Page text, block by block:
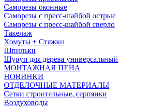
Саморезы оконные
Саморезы с пресс-шайбой острые
Саморезы с пресс-шайбой сверло
Такелаж
Хомуты + Стяжки
Шпильки
Шуруп для дерева универсальный
МОНТАЖНАЯ ПЕНА
НОВИНКИ
ОТДЕЛОЧНЫЕ МАТЕРИАЛЫ
Сетки строительные, серпянки
Воздуховоды